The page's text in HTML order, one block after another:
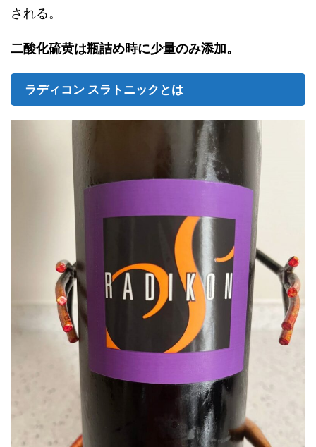
される。
二酸化硫黄は瓶詰め時に少量のみ添加。
ラディコン スラトニックとは